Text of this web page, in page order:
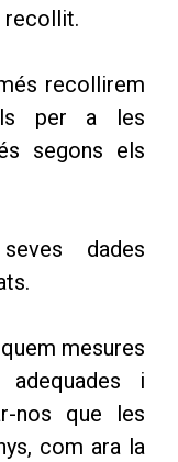
recollit.
recollirem
per a les
segons els
dades
mesures
i
nos que les
com ara la